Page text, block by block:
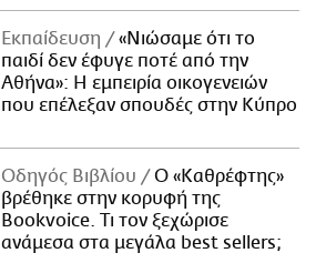
Εκπαίδευση
«Νιώσαμε ότι το
παιδί δεν έφυγε ποτέ από την
Αθήνα»: Η εμπειρία οικογενειών
που επέλεξαν σπουδές στην Κύπρο
Οδηγός Βιβλίου
Ο «Καθρέφτης»
βρέθηκε στην κορυφή της
Bookvoice. Τι τον ξεχώρισε
ανάμεσα στα μεγάλα best sellers;